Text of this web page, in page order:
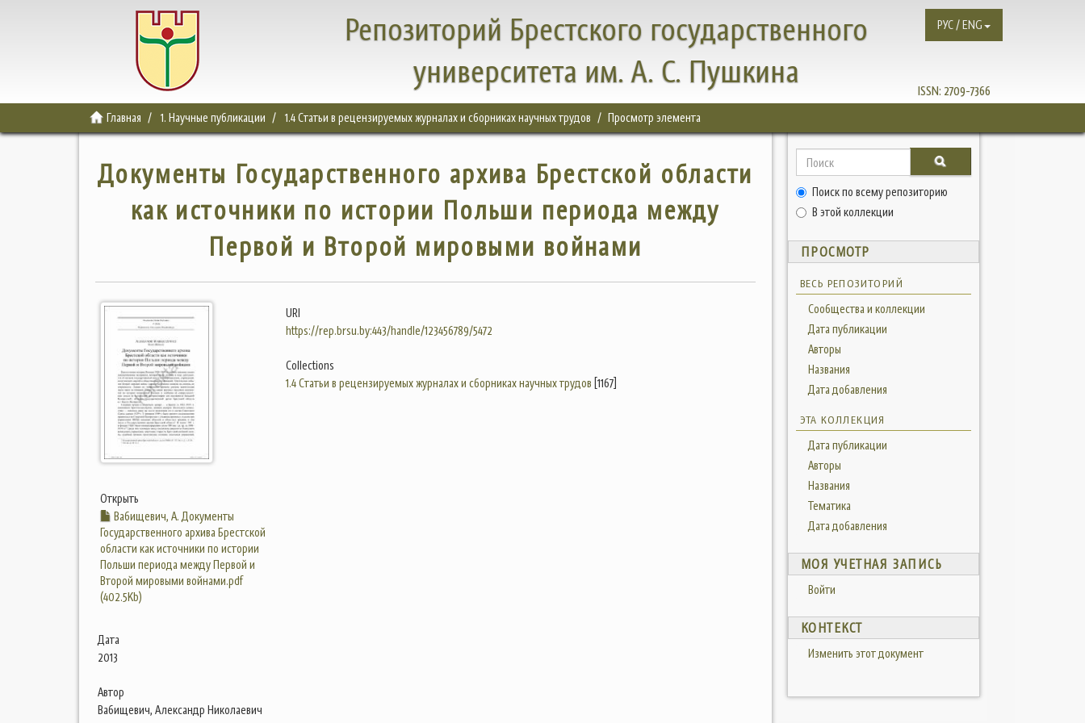
Репозиторий Брестского государственного
университета им. А. С. Пушкина
ISSN: 2709-7366
РУС / ENG
Главная 1. Научные публикации 1.4 Статьи в рецензируемых журналах и сборниках научных трудов Просмотр элемента
Документы Государственного архива Брестской области
как источники по истории Польши периода между
Первой и Второй мировыми войнами
Открыть
Вабищевич, А. Документы
Государственного архива Брестской
области как источники по истории
Польши периода между Первой и
Второй мировыми войнами.pdf
(402.5Kb)
Дата
2013
Автор
Вабищевич, Александр Николаевич
URI
https://rep.brsu.by:443/handle/123456789/5472
Collections
1.4 Статьи в рецензируемых журналах и сборниках научных трудов [1167]
Поиск по всему репозиторию
В этой коллекции
ПРОСМОТР
ВЕСЬ РЕПОЗИТОРИЙ
Сообщества и коллекции
Дата публикации
Авторы
Названия
Дата добавления
ЭТА КОЛЛЕКЦИЯ
Дата публикации
Авторы
Названия
Тематика
Дата добавления
МОЯ УЧЕТНАЯ ЗАПИСЬ
Войти
КОНТЕКСТ
Изменить этот документ